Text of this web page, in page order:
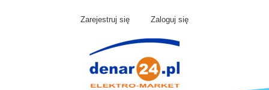
Zarejestruj się Zaloguj się